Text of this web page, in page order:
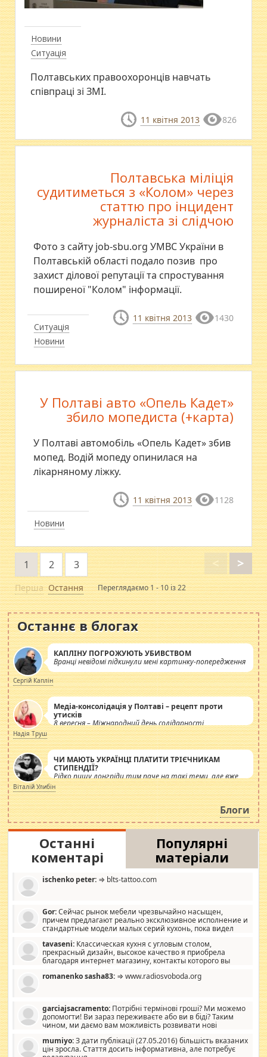
Новини
Ситуація
Полтавських правоохоронців навчать
співпраці зі ЗМІ.
11 квітня 2013 826
Ситуація
Новини
Полтавська міліція
судитиметься з «Колом» через
статтю про інцидент
журналіста зі слідчою
Фото з сайту job-sbu.org УМВС України в
Полтавській області подало позив про
захист ділової репутації та спростування
поширеної "Колом" інформації.
11 квітня 2013 1430
Новини
У Полтаві авто «Опель Кадет»
збило мопедиста (+карта)
У Полтаві автомобіль «Опель Кадет» збив
мопед. Водій мопеду опинилася на
лікарняному ліжку.
11 квітня 2013 1128
Перша
<
1 2 3 >
Остання Переглядаємо 1 - 10 із 22
Останнє в блогах
КАПЛІНУ ПОГРОЖУЮТЬ УБИВСТВОМ
Вранці невідомі підкинули мені картинку-попередження
Сергій Каплін
Медіа-консолідація у Полтаві – рецепт проти
утисків
8 вересня – Міжнародний день солідарності
журналістів.
Надія Труш
ЧИ МАЮТЬ УКРАЇНЦІ ПЛАТИТИ ТРІЄЧНИКАМ
СТИПЕНДІЇ?
Рідко пишу лонгріди тим паче на такі теми, але вже
просто дістало! Обурюють сьогоднішні інсенуації
навколо стипендіального питання. Штучно
роздувається ще одна соціальна катастрофа.
Віталій Улибін
Блоги
Останні
коментарі
Популярні
матеріали
ischenko peter: ⇒ blts-tattoo.com
Gor:Сейчас рынок мебели чрезвычайно насыщен,
причем предлагают реально эксклюзивное исполнение и
стандартные модели малых серий кухонь, пока видел
стандартные формы, в MebelOk, креативненько и что главное -
со вкусом все в порядке, без ненужных наворотов удорожающих
мебель, а это не последний фактор.
tavaseni: Классическая кухня с угловым столом,
прекрасный дизайн, высокое качество я приобрела
благодаря интернет магазину, контакты которого вы
romanenko sasha83: ⇒ www.radiosvoboda.org
garciajsacramento: Потрібні термінові гроші? Ми можемо
допомогти! Ви зараз переживаєте або ви в біді? Таким
чином, ми даємо вам можливість розвивати нові
допомагати людям, які намагаються дати їм шанс. Кожен
заслуговує на другий шанс, і, оскільки влада не зможе, вони
mumiyo:З дати публікації (27.05.2016) більшість вказаних
цін зросла. Стаття досить інформативна, але потребує